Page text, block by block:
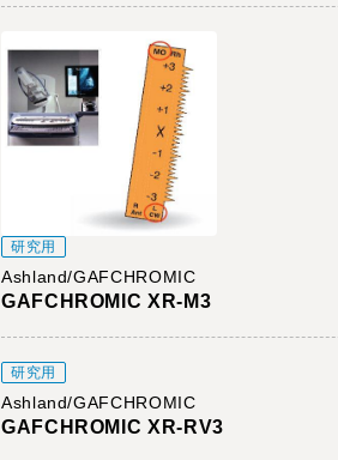
研究用
Ashland/GAFCHROMIC
GAFCHROMIC XR-M3
研究用
Ashland/GAFCHROMIC
GAFCHROMIC XR-RV3